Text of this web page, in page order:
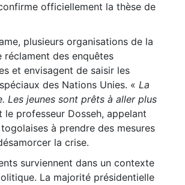
officiellement la thèse de
plusieurs organisations de la
réclament des enquêtes
et envisagent de saisir les
des Nations Unies. « La
Les jeunes sont prêts à aller plus
le professeur Dosseh, appelant
à prendre des mesures
la crise.
surviennent dans un contexte
La majorité présidentielle